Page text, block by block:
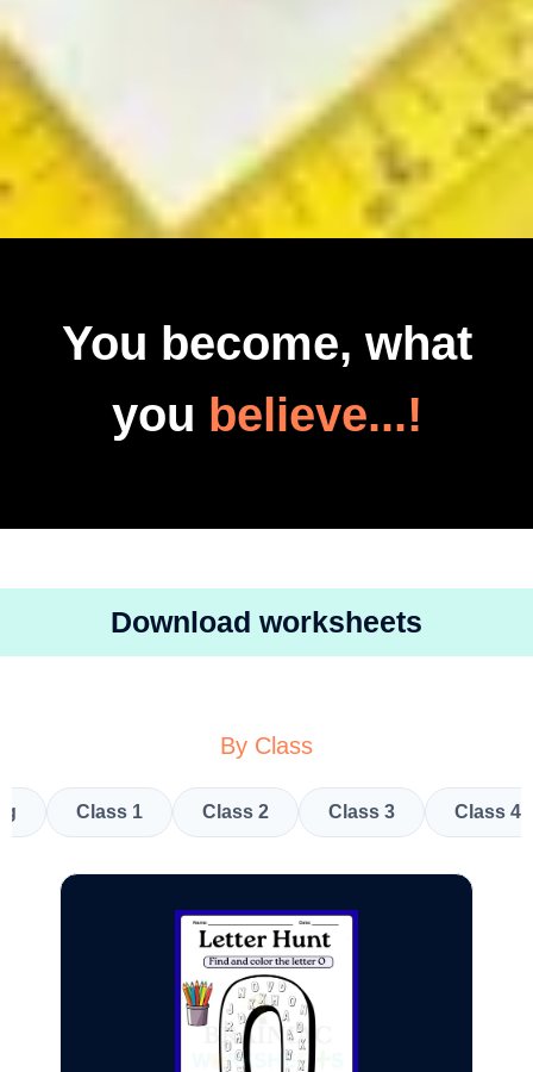
You become, what
you believe...!
Download worksheets
By Class
Class 1 Class 2 Class 3 Class 4